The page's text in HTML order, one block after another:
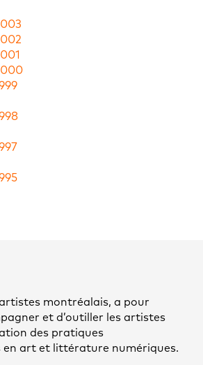
montréalais, a pour
et d’outiller les artistes
des pratiques
en art et littérature numériques.